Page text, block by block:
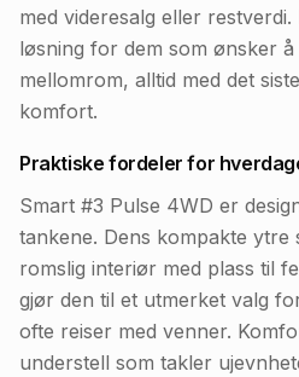
med videresalg eller
løsning for dem som ønsker
mellomrom, alltid med det
komfort.
Praktiske fordeler for
Smart #3 Pulse 4WD er
tankene. Dens kompakte ytre
romslig interiør med plass til
gjør den til et utmerket valg
ofte reiser med venner.
understell som takler